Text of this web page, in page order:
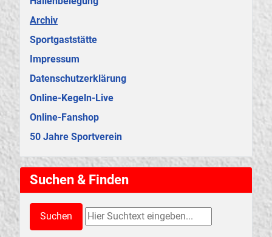
Hallenbelegung
Archiv
Sportgaststätte
Impressum
Datenschutzerklärung
Online-Kegeln-Live
Online-Fanshop
50 Jahre Sportverein
Suchen & Finden
Suchen
Suchen & Finden